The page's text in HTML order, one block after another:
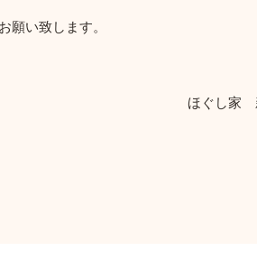
願い致します。
風堂 代